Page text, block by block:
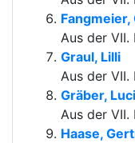
Aus der VII.
Graul, Lilli
Aus der VII.
Gräber,
Aus der
Haase,